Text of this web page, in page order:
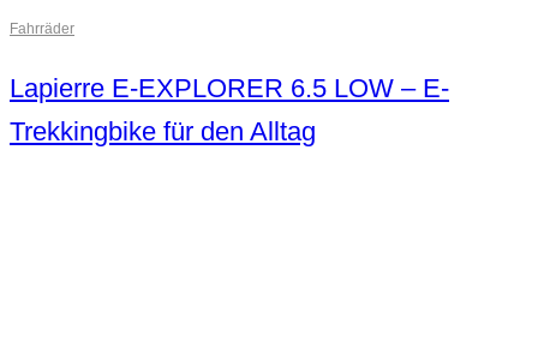
Fahrräder
Lapierre E-EXPLORER 6.5 LOW – E-
Trekkingbike für den Alltag